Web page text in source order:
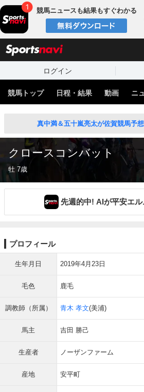
競馬ニュースも結果もすぐわかる
ログイン
競馬トップ 日程・結果 動画 ニ
真中満＆五十嵐亮太が佐賀競馬予想
クロースコンバット
牡 7歳
先週的中! AIが平安エ
プロフィール
生年月日 2019年4月23日
毛色 鹿毛
調教師（所属） 青木 孝文(美浦)
馬主 吉田 勝己
生産者 ノーザンファーム
産地 安平町